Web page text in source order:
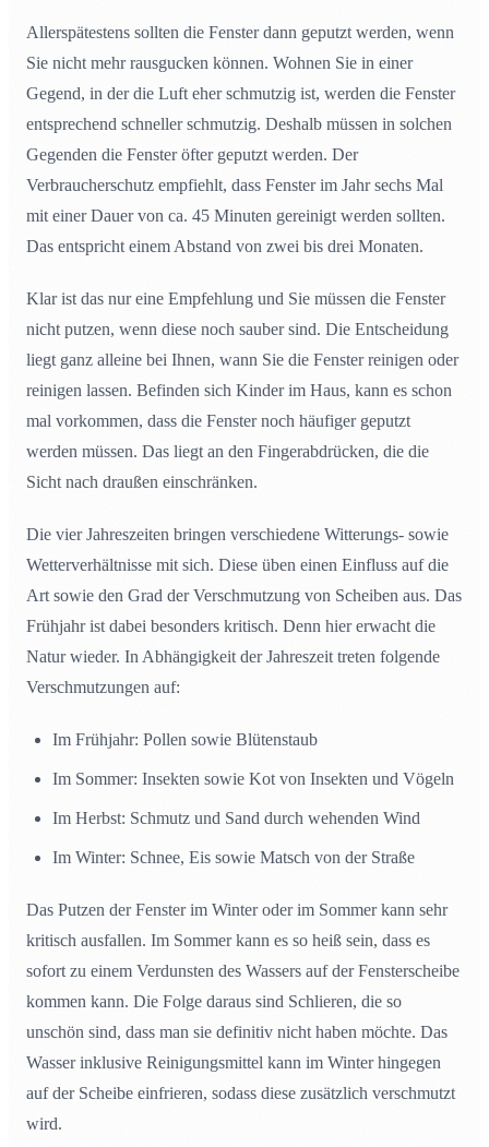
Allerspätestens sollten die Fenster dann geputzt werden, wenn
Sie nicht mehr rausgucken können. Wohnen Sie in einer
Gegend, in der die Luft eher schmutzig ist, werden die Fenster
entsprechend schneller schmutzig. Deshalb müssen in solchen
Gegenden die Fenster öfter geputzt werden. Der
Verbraucherschutz empfiehlt, dass Fenster im Jahr sechs Mal
mit einer Dauer von ca. 45 Minuten gereinigt werden sollten.
Das entspricht einem Abstand von zwei bis drei Monaten.
Klar ist das nur eine Empfehlung und Sie müssen die Fenster
nicht putzen, wenn diese noch sauber sind. Die Entscheidung
liegt ganz alleine bei Ihnen, wann Sie die Fenster reinigen oder
reinigen lassen. Befinden sich Kinder im Haus, kann es schon
mal vorkommen, dass die Fenster noch häufiger geputzt
werden müssen. Das liegt an den Fingerabdrücken, die die
Sicht nach draußen einschränken.
Die vier Jahreszeiten bringen verschiedene Witterungs- sowie
Wetterverhältnisse mit sich. Diese üben einen Einfluss auf die
Art sowie den Grad der Verschmutzung von Scheiben aus. Das
Frühjahr ist dabei besonders kritisch. Denn hier erwacht die
Natur wieder. In Abhängigkeit der Jahreszeit treten folgende
Verschmutzungen auf:
Im Frühjahr: Pollen sowie Blütenstaub
Im Sommer: Insekten sowie Kot von Insekten und Vögeln
Im Herbst: Schmutz und Sand durch wehenden Wind
Im Winter: Schnee, Eis sowie Matsch von der Straße
Das Putzen der Fenster im Winter oder im Sommer kann sehr
kritisch ausfallen. Im Sommer kann es so heiß sein, dass es
sofort zu einem Verdunsten des Wassers auf der Fensterscheibe
kommen kann. Die Folge daraus sind Schlieren, die so
unschön sind, dass man sie definitiv nicht haben möchte. Das
Wasser inklusive Reinigungsmittel kann im Winter hingegen
auf der Scheibe einfrieren, sodass diese zusätzlich verschmutzt
wird.